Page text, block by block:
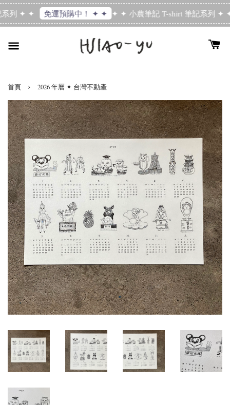
列 ✦ ✦ 免運預購中！ ✦ ✦ ✦ ✦ 小農筆記 T-shirt 筆記系列 ✦ ✦
首頁 › 2026 年曆 ✦ 台灣不動產